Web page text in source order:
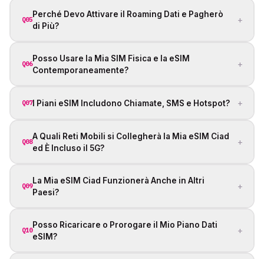
Q05
Perché Devo Attivare il Roaming Dati e Pagherò
di Più?
+
Q06
Posso Usare la Mia SIM Fisica e la eSIM
Contemporaneamente?
+
Q07I Piani eSIM Includono Chiamate, SMS e Hotspot? +
Q08
A Quali Reti Mobili si Collegherà la Mia eSIM Ciad
ed È Incluso il 5G?
+
Q09
La Mia eSIM Ciad Funzionerà Anche in Altri
Paesi?
+
Q10
Posso Ricaricare o Prorogare il Mio Piano Dati
eSIM?
+